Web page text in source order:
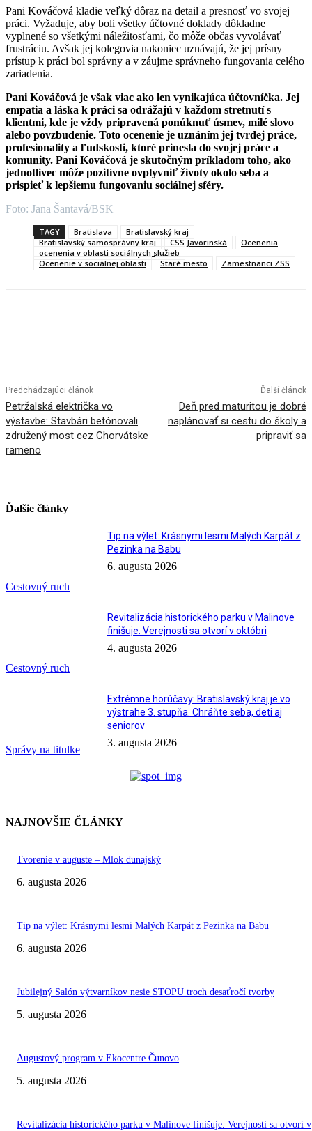
Pani Kováčová kladie veľký dôraz na detail a presnosť vo svojej
práci. Vyžaduje, aby boli všetky účtovné doklady dôkladne
vyplnené so všetkými náležitosťami, čo môže občas vyvolávať
frustráciu. Avšak jej kolegovia nakoniec uznávajú, že jej prísny
prístup k práci bol správny a v záujme správneho fungovania celého
zariadenia.
Pani Kováčová je však viac ako len vynikajúca účtovníčka. Jej
empatia a láska k práci sa odrážajú v každom stretnutí s
klientmi, kde je vždy pripravená ponúknuť úsmev, milé slovo
alebo povzbudenie. Toto ocenenie je uznáním jej tvrdej práce,
profesionality a ľudskosti, ktoré prinesla do svojej práce a
komunity. Pani Kováčová je skutočným príkladom toho, ako
jednotlivec môže pozitívne ovplyvniť životy okolo seba a
prispieť k lepšiemu fungovaniu sociálnej sféry.
Foto: Jana Šantavá/BSK
TAGY Bratislava
Bratislavský kraj
Bratislavský samosprávny kraj
CSS Javorinská
Ocenenia
ocenenia v oblasti sociálnych služieb
Ocenenie v sociálnej oblasti
Staré mesto Zamestnanci ZSS
Predchádzajúci článok
Petržalská električka vo
výstavbe: Stavbári betónovali
združený most cez Chorvátske
rameno
Ďalší článok
Deň pred maturitou je dobré
naplánovať si cestu do školy a
pripraviť sa
Ďalšie články
Cestovný ruch
Tip na výlet: Krásnymi lesmi Malých Karpát z
Pezinka na Babu
6. augusta 2026
Cestovný ruch
Revitalizácia historického parku v Malinove
finišuje. Verejnosti sa otvorí v októbri
4. augusta 2026
Správy na titulke
Extrémne horúčavy: Bratislavský kraj je vo
výstrahe 3. stupňa. Chráňte seba, deti aj
seniorov
3. augusta 2026
NAJNOVŠIE ČLÁNKY
Tvorenie v auguste – Mlok dunajský
6. augusta 2026
Tip na výlet: Krásnymi lesmi Malých Karpát z Pezinka na Babu
6. augusta 2026
Jubilejný Salón výtvarníkov nesie STOPU troch desaťročí tvorby
5. augusta 2026
Augustový program v Ekocentre Čunovo
5. augusta 2026
Revitalizácia historického parku v Malinove finišuje. Verejnosti sa otvorí v